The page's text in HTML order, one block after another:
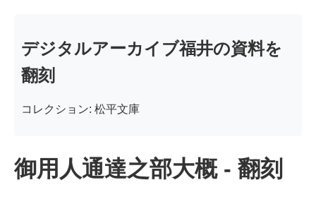
デジタルアーカイブ福井の資料を
翻刻
コレクション: 松平文庫
御用人通達之部大概 - 翻刻